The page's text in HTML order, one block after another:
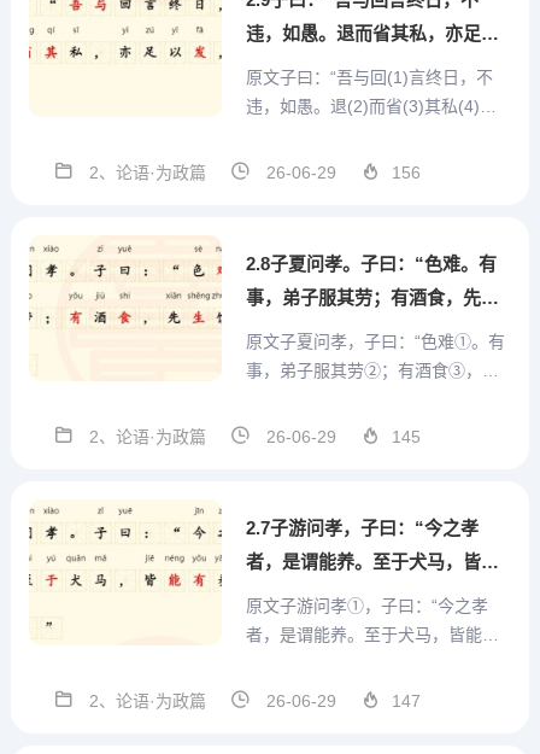
违，如愚。退而省其私，亦足以
发，回也不愚。”
原文子曰：“吾与回(1)言终日，不
违，如愚。退(2)而省(3)其私(4)，
uē：“吾wú与yǔ回huí言yán终zhōng
2、论语·为政篇 26-06-29 156
2.8子夏问孝。子曰：“色难。有
事，弟子服其劳；有酒食，先生
馔，曾是以为孝乎？”
原文子夏问孝，子曰：“色难①。有
事，弟子服其劳②；有酒食③，先
zǐ夏xià问wèn孝xiào。子zǐ曰yuē：
先...
2、论语·为政篇 26-06-29 145
2.7子游问孝，子曰：“今之孝
者，是谓能养。至于犬马，皆能
有养。不敬，何以别乎？”
原文子游问孝①，子曰：“今之孝
者，是谓能养。至于犬马，皆能有
óu问wèn孝xiào，子zǐ曰yuē：“今jīn
2、论语·为政篇 26-06-29 147